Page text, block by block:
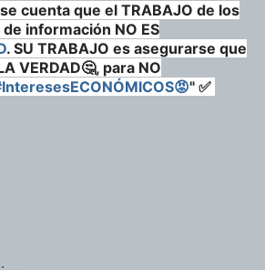
cuenta que el TRABAJO de los
de información NO ES
. SU TRABAJO es asegurarse que
VERDAD🤔, para NO
" ✅